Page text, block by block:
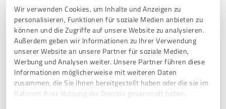
Wir verwenden Cookies, um Inhalte und Anzeigen zu
personalisieren, Funktionen für soziale Medien anbieten zu
können und die Zugriffe auf unsere Website zu analysieren.
Außerdem geben wir Informationen zu Ihrer Verwendung
unserer Website an unsere Partner für soziale Medien,
Werbung und Analysen weiter. Unsere Partner führen diese
Informationen möglicherweise mit weiteren Daten
zusammen, die Sie ihnen bereitgestellt haben oder die sie im
Rahmen Ihrer Nutzung der Dienste gesammelt haben.
ist es der wichtigste Baustein überhaupt geworden.
Erfahrungsbericht & Bewertung zu:
Mentalcoaching
28.03.2026 Leon K.